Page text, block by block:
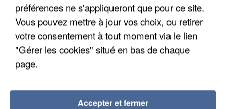
Sollicité, Sébastien Lecornu annonce un "travail
commun" avec les partis à la rentrée.
préférences ne s'appliqueront que pour ce site.
Vous pouvez mettre à jour vos choix, ou retirer
votre consentement à tout moment via le lien
"Gérer les cookies" situé en bas de chaque
page.
Accepter et fermer